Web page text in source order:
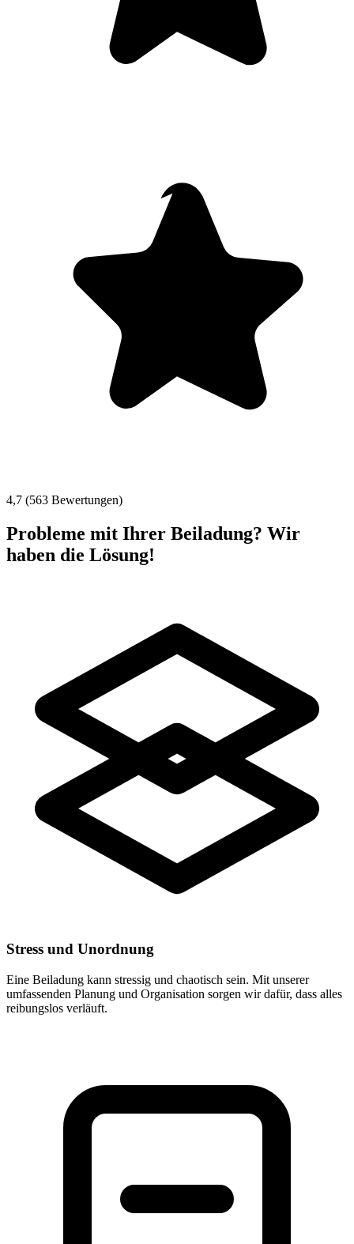
4,7 (563 Bewertungen)
Probleme mit Ihrer Beiladung? Wir
haben die Lösung!
Stress und Unordnung
Eine Beiladung kann stressig und chaotisch sein. Mit unserer
umfassenden Planung und Organisation sorgen wir dafür, dass alles
reibungslos verläuft.